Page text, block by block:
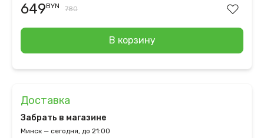
649BYN 780
В корзину
Доставка
Забрать в магазине
Минск — сегодня, до 21:00